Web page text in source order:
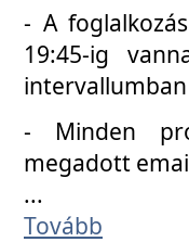
- A
19:45-ig
- Minden
megadott
...
Tovább